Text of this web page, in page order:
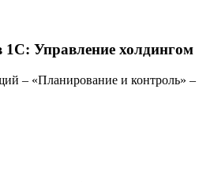
1C: Управление холдингом
– «Планирование и контроль»